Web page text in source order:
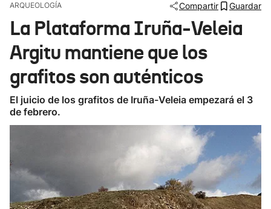
Ikusmiran
Eguraldia
ARQUEOLOGÍA Compartir Guardar
La Plataforma Iruña-Veleia
Argitu mantiene que los
grafitos son auténticos
El juicio de los grafitos de Iruña-Veleia empezará el 3
de febrero.